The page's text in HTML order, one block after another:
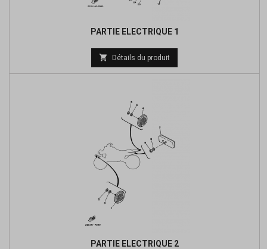
PARTIE ELECTRIQUE 1
Prix
de
 Détails du produit
PARTIE ELECTRIQUE 2